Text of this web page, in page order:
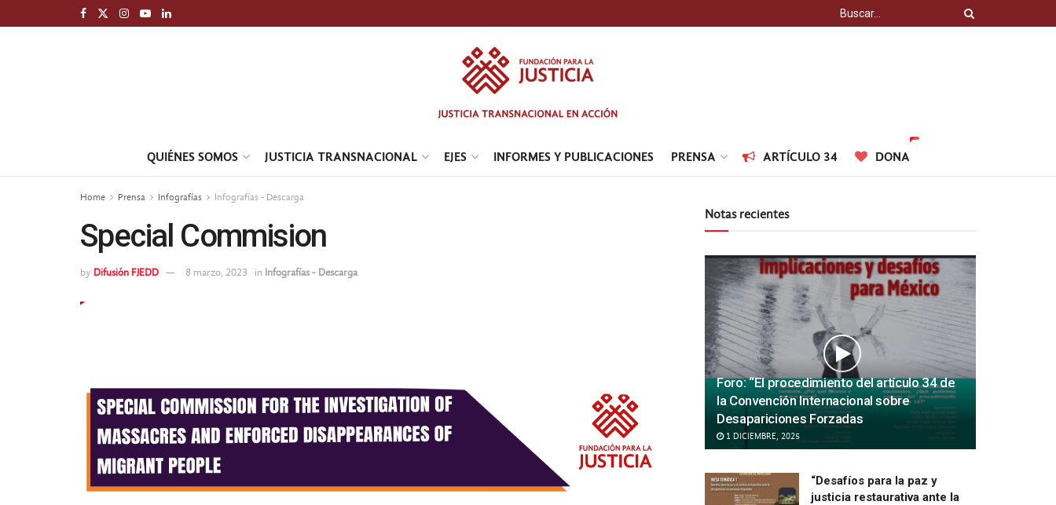
QUIÉNES SOMOS JUSTICIA TRANSNACIONAL EJES INFORMES Y PUBLICACIONES PRENSA ARTÍCULO 34 DONA
Home Prensa Infografías Infografías - Descarga
Special Commision
by Difusión FJEDD 8 marzo, 2023 in Infografías - Descarga
Notas recientes
Foro: “El procedimiento del artículo 34 de
la Convención Internacional sobre
Desapariciones Forzadas
1 DICIEMBRE, 2025
“Desafíos para la paz y
justicia restaurativa ante la